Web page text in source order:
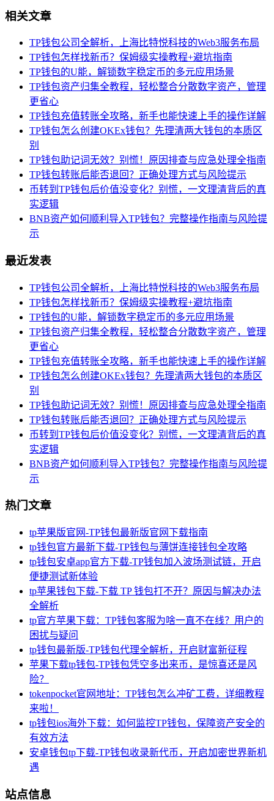
相关文章
TP钱包公司全解析，上海比特悦科技的Web3服务布局
TP钱包怎样找新币？保姆级实操教程+避坑指南
TP钱包的U能，解锁数字稳定币的多元应用场景
TP钱包资产归集全教程，轻松整合分散数字资产，管理
更省心
TP钱包充值转账全攻略，新手也能快速上手的操作详解
TP钱包怎么创建OKEx钱包？先理清两大钱包的本质区
别
TP钱包助记词无效？别慌！原因排查与应急处理全指南
TP钱包转账后能否退回？正确处理方式与风险提示
币转到TP钱包后价值没变化？别慌，一文理清背后的真
实逻辑
BNB资产如何顺利导入TP钱包？完整操作指南与风险提
示
最近发表
TP钱包公司全解析，上海比特悦科技的Web3服务布局
TP钱包怎样找新币？保姆级实操教程+避坑指南
TP钱包的U能，解锁数字稳定币的多元应用场景
TP钱包资产归集全教程，轻松整合分散数字资产，管理
更省心
TP钱包充值转账全攻略，新手也能快速上手的操作详解
TP钱包怎么创建OKEx钱包？先理清两大钱包的本质区
别
TP钱包助记词无效？别慌！原因排查与应急处理全指南
TP钱包转账后能否退回？正确处理方式与风险提示
币转到TP钱包后价值没变化？别慌，一文理清背后的真
实逻辑
BNB资产如何顺利导入TP钱包？完整操作指南与风险提
示
热门文章
tp苹果版官网-TP钱包最新版官网下载指南
tp钱包官方最新下载-TP钱包与薄饼连接钱包全攻略
tp钱包安卓app官方下载-TP钱包加入波场测试链，开启
便捷测试新体验
tp苹果钱包下载-下载 TP 钱包打不开？原因与解决办法
全解析
tp官方苹果下载：TP钱包客服为啥一直不在线？用户的
困扰与疑问
tp钱包最新版-TP钱包代理全解析，开启财富新征程
苹果下载tp钱包-TP钱包凭空多出来币，是惊喜还是风
险？
tokenpocket官网地址：TP钱包怎么冲矿工费，详细教程
来啦！
tp钱包ios海外下载：如何监控TP钱包，保障资产安全的
有效方法
安卓钱包tp下载-TP钱包收录新代币，开启加密世界新机
遇
站点信息